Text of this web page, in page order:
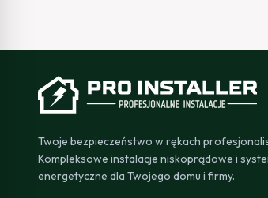
Twoje bezpieczeństwo w rękach
Kompleksowe instalacje niskoprądowe i
energetyczne dla Twojego domu i firmy.